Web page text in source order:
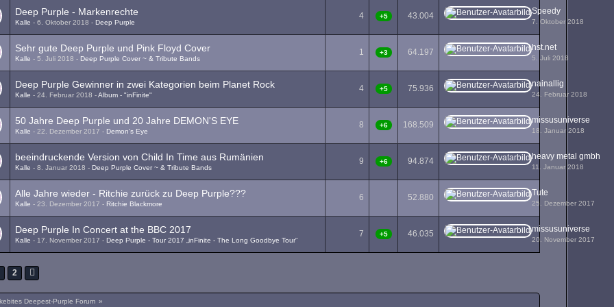
Deep Purple - Markenrechte
Kalle -6. Oktober 2018 -Deep Purple
4 +5 43.004 Speedy
7. Oktober 2018
Sehr gute Deep Purple und Pink Floyd Cover
Kalle -5. Juli 2018 - Deep Purple Cover ~ & Tribute Bands
1 +3 64.197 hst.net
5. Juli 2018
Deep Purple Gewinner in zwei Kategorien beim Planet Rock
Kalle -24. Februar 2018 -Album - "inFinite"
4 +5 75.936 nainallig
24. Februar 2018
50 Jahre Deep Purple und 20 Jahre DEMON'S EYE
Kalle -22. Dezember 2017 - Demon's Eye
8 +6 168.509 missusuniverse
18. Januar 2018
beeindruckende Version von Child In Time aus Rumänien
Kalle -8. Januar 2018 -Deep Purple Cover ~ & Tribute Bands
9 +6 94.874 heavy metal gmbh
11. Januar 2018
Alle Jahre wieder - Ritchie zurück zu Deep Purple???
Kalle -23. Dezember 2017 - Ritchie Blackmore
6 52.880 Tute
25. Dezember 2017
Deep Purple In Concert at the BBC 2017
Kalle - 17. November 2017 -Deep Purple - Tour 2017 „inFinite - The Long Goodbye Tour“
7 +5 46.035 missusuniverse
20. November 2017
2
Deepest-Purple Forum »